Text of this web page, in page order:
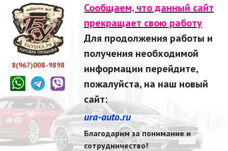
8(967)008-9898
Сообщаем, что данный сайт
прекращает свою работу
Для продолжения работы и
получения необходимой
информации перейдите,
пожалуйста, на наш новый
сайт:
ura-auto.ru
Благодарим за понимание и
сотрудничество!